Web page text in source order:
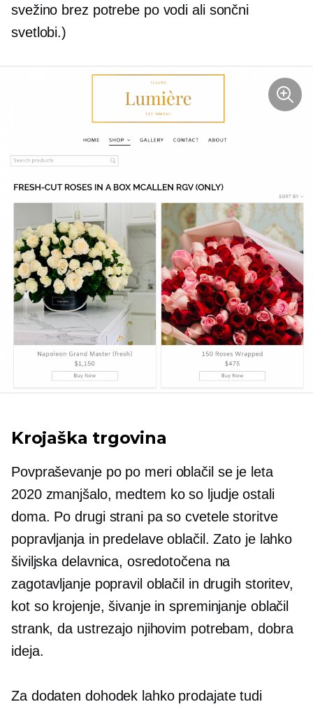
svežino brez potrebe po vodi ali sončni
svetlobi.)
Krojaška trgovina
Povpraševanje po po merioblačil se je leta
2020 zmanjšalo, medtem ko so ljudje ostali
doma. Po drugi strani pa so cvetele storitve
popravljanja in predelave oblačil. Zato je lahko
šiviljska delavnica, osredotočena na
zagotavljanje popravil oblačil in drugih storitev,
kot so krojenje, šivanje in spreminjanje oblačil
strank, da ustrezajo njihovim potrebam, dobra
ideja.
Za dodaten dohodek lahko prodajate tudi